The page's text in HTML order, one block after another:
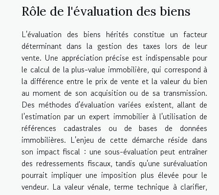
Rôle de l'évaluation des biens
L'évaluation des biens hérités constitue un facteur
déterminant dans la gestion des taxes lors de leur
vente. Une appréciation précise est indispensable pour
le calcul de la plus-value immobilière, qui correspond à
la différence entre le prix de vente et la valeur du bien
au moment de son acquisition ou de sa transmission.
Des méthodes d'évaluation variées existent, allant de
l'estimation par un expert immobilier à l'utilisation de
références cadastrales ou de bases de données
immobilières. L'enjeu de cette démarche réside dans
son impact fiscal : une sous-évaluation peut entraîner
des redressements fiscaux, tandis qu'une surévaluation
pourrait impliquer une imposition plus élevée pour le
vendeur. La valeur vénale, terme technique à clarifier,